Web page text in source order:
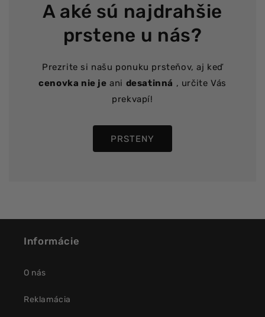
A aké sú najdrahšie
prstene u nás?
Prezrite si našu ponuku prsteňov, aj keď
cenovka nie je ani desatinná , určite Vás
prekvapí!
PRSTENY
Informácie
O nás
Reklamácia